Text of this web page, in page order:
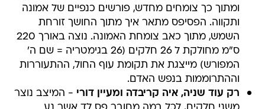
ומתוך כך צומחים מחדש, פורשים כנפיים של אמונה
ותקווה. הפסיפס מתאר איך מתוך החושך זורחת
השמש, מתוך כאב צומחת האמונה. נוצה באורך 220
ס"מ מחולקת ל 26 חלקים (26 בגימטריה = שם ה'
המפורש) מייצגת את תקומת עוף החול, ההתעוררות
וההתרוממות בנפש האדם.
רק עוד שניה, איה קריבדה ומעיין דורי - המיצב נוצר